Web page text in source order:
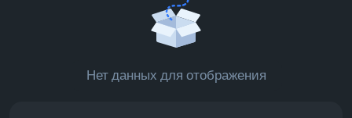
Нет данных для отображения